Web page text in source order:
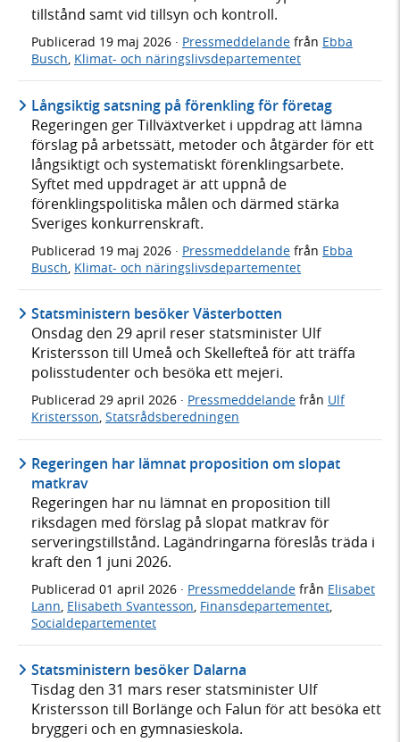
tillstånd samt vid tillsyn och kontroll.
Publicerad 19 maj 2026 · Pressmeddelande från Ebba
Busch, Klimat- och näringslivsdepartementet
Långsiktig satsning på förenkling för företag
Regeringen ger Tillväxtverket i uppdrag att lämna
förslag på arbetssätt, metoder och åtgärder för ett
långsiktigt och systematiskt förenklingsarbete.
Syftet med uppdraget är att uppnå de
förenklingspolitiska målen och därmed stärka
Sveriges konkurrenskraft.
Publicerad 19 maj 2026 · Pressmeddelande från Ebba
Busch Klimat- och näringslivsdepartementet
Statsministern besöker Västerbotten
Onsdag den 29 april reser statsminister Ulf
Kristersson till Umeå och Skellefteå för att träffa
polisstudenter och besöka ett mejeri.
Publicerad 29 april 2026 · Pressmeddelande från Ulf
Kristersson, Statsrådsberedningen
Regeringen har lämnat proposition om slopat
matkrav
Regeringen har nu lämnat en proposition till
riksdagen med förslag på slopat matkrav för
serveringstillstånd. Lagändringarna föreslås träda i
kraft den 1 juni 2026.
Publicerad 01 april 2026 · Pressmeddelande från Elisabet
Lann, Elisabeth Svantesson, Finansdepartementet,
Socialdepartementet
Statsministern besöker Dalarna
Tisdag den 31 mars reser statsminister Ulf
Kristersson till Borlänge och Falun för att besöka ett
bryggeri och en gymnasieskola.